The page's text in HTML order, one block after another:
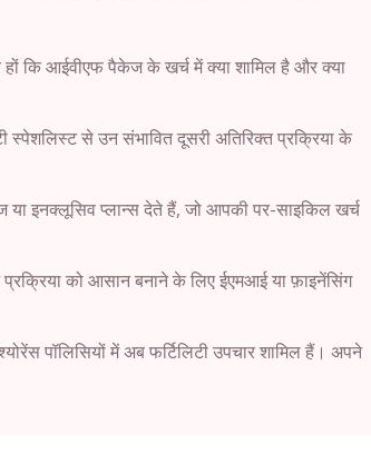
कि आईवीएफ पैकेज के खर्च में क्या शामिल है और क्या
स्पेशलिस्ट से उन संभावित दूसरी अतिरिक्त प्रक्रिया के
इनक्लूसिव प्लान्स देते हैं, जो आपकी पर-साइकिल खर्च
को आसान बनाने के लिए ईएमआई या फ़ाइनेंसिंग
पॉलिसियों में अब फर्टिलिटी उपचार शामिल हैं। अपने